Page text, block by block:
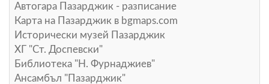
Автогара Пазарджик - разписание
Карта на Пазарджик в bgmaps.com
Исторически музей Пазарджик
ХГ "Ст. Доспевски"
Библиотека "Н. Фурнаджиев"
Ансамбъл "Пазарджик"